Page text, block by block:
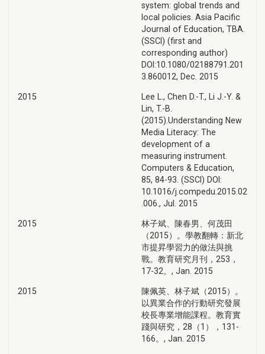
system: global trends and
local policies. Asia Pacific
Journal of Education, TBA.
(SSCI) (first and
corresponding author)
DOI:10.1080/02188791.201
3.860012, Dec. 2015
2015
Lee L., Chen D.-T., Li J.-Y. &
Lin, T.-B.
(2015).Understanding New
Media Literacy: The
development of a
measuring instrument.
Computers & Education,
85, 84-93. (SSCI) DOI:
10.1016/j.compedu.2015.02
.006., Jul. 2015
2015
林子斌、陳春男、何茂田
（2015）。學教翻轉：新北
市提昇學習力的做法與挑
戰。教育研究月刊，253，
17-32。, Jan. 2015
2015
陳佩英、林子斌（2015）。
以異業合作的行動研究發展
校長專業增能課程。教育實
踐與研究，28（1），131-
166。, Jan. 2015